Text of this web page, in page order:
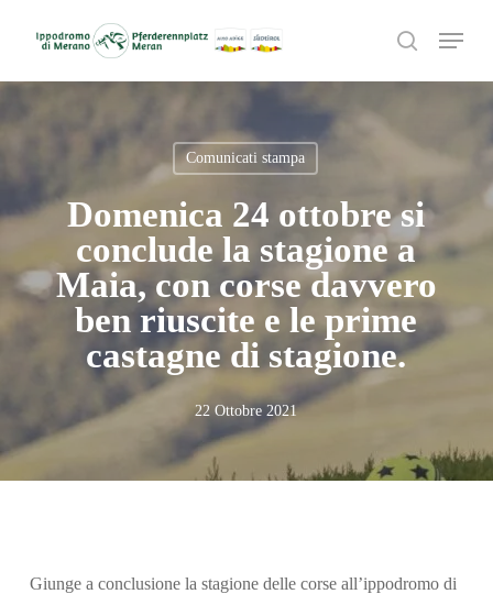
search
Menu
Comunicati stampa
Domenica 24 ottobre si
conclude la stagione a
Maia, con corse davvero
ben riuscite e le prime
castagne di stagione.
22 Ottobre 2021
Giunge a conclusione la stagione delle corse all’ippodromo di